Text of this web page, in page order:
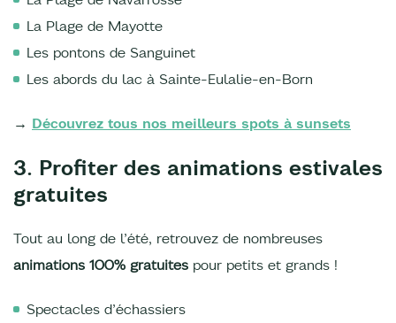
La Plage de Mayotte
Les pontons de Sanguinet
Les abords du lac à Sainte-Eulalie-en-Born
→ Découvrez tous nos meilleurs spots à sunsets
3. Profiter des animations estivales
gratuites
Tout au long de l’été, retrouvez de nombreuses
animations 100% gratuites pour petits et grands !
Spectacles d’échassiers